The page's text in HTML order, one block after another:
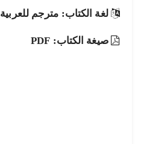
لغة الكتاب: مترجم للعربية
صيغة الكتاب: PDF